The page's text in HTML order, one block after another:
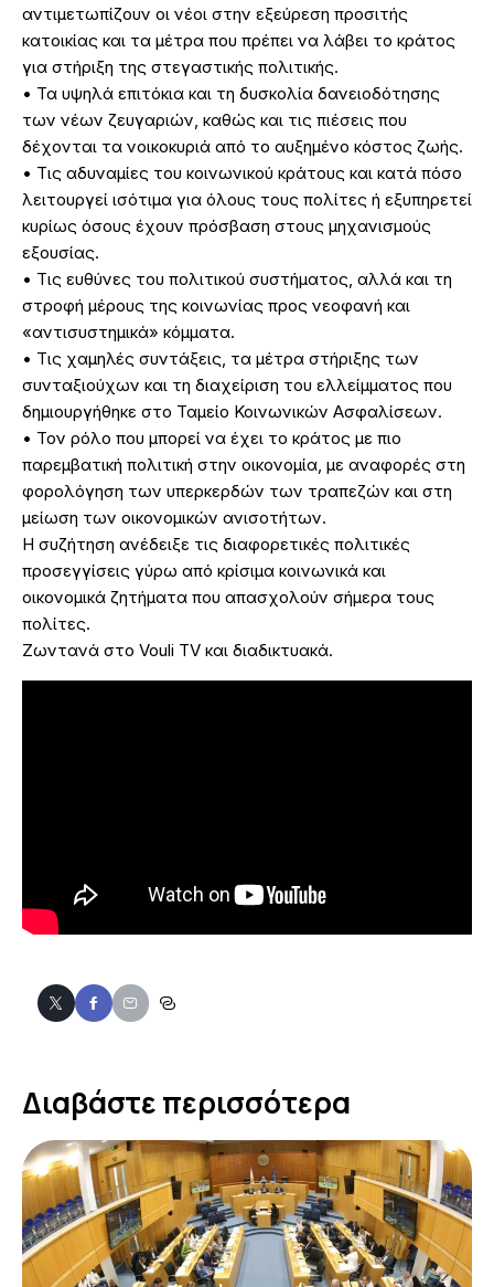
αντιμετωπίζουν οι νέοι στην εξεύρεση προσιτής
κατοικίας και τα μέτρα που πρέπει να λάβει το κράτος
για στήριξη της στεγαστικής πολιτικής.
• Τα υψηλά επιτόκια και τη δυσκολία δανειοδότησης
των νέων ζευγαριών, καθώς και τις πιέσεις που
δέχονται τα νοικοκυριά από το αυξημένο κόστος ζωής.
• Τις αδυναμίες του κοινωνικού κράτους και κατά πόσο
λειτουργεί ισότιμα για όλους τους πολίτες ή εξυπηρετεί
κυρίως όσους έχουν πρόσβαση στους μηχανισμούς
εξουσίας.
• Τις ευθύνες του πολιτικού συστήματος, αλλά και τη
στροφή μέρους της κοινωνίας προς νεοφανή και
«αντισυστημικά» κόμματα.
• Τις χαμηλές συντάξεις, τα μέτρα στήριξης των
συνταξιούχων και τη διαχείριση του ελλείμματος που
δημιουργήθηκε στο Ταμείο Κοινωνικών Ασφαλίσεων.
• Τον ρόλο που μπορεί να έχει το κράτος με πιο
παρεμβατική πολιτική στην οικονομία, με αναφορές στη
φορολόγηση των υπερκερδών των τραπεζών και στη
μείωση των οικονομικών ανισοτήτων.
Η συζήτηση ανέδειξε τις διαφορετικές πολιτικές
προσεγγίσεις γύρω από κρίσιμα κοινωνικά και
οικονομικά ζητήματα που απασχολούν σήμερα τους
πολίτες.
Ζωντανά στο Vouli TV και διαδικτυακά.
Διαβάστε περισσότερα